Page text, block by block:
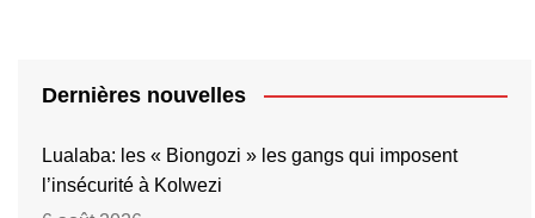
Dernières nouvelles
Lualaba: les « Biongozi » les gangs qui imposent
l’insécurité à Kolwezi